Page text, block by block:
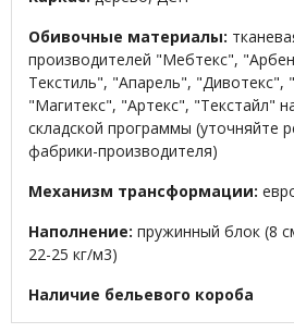
Обивочные материалы:
производителей "Мебтекс",
Текстиль", "Апарель", "Дивотекс",
"Магитекс", "Артекс", "Текстайл"
складской программы (уточняйте
фабрики-производителя)
Механизм трансформации:
Наполнение: пружинный блок (8
22-25 кг/м3)
Наличие бельевого короба